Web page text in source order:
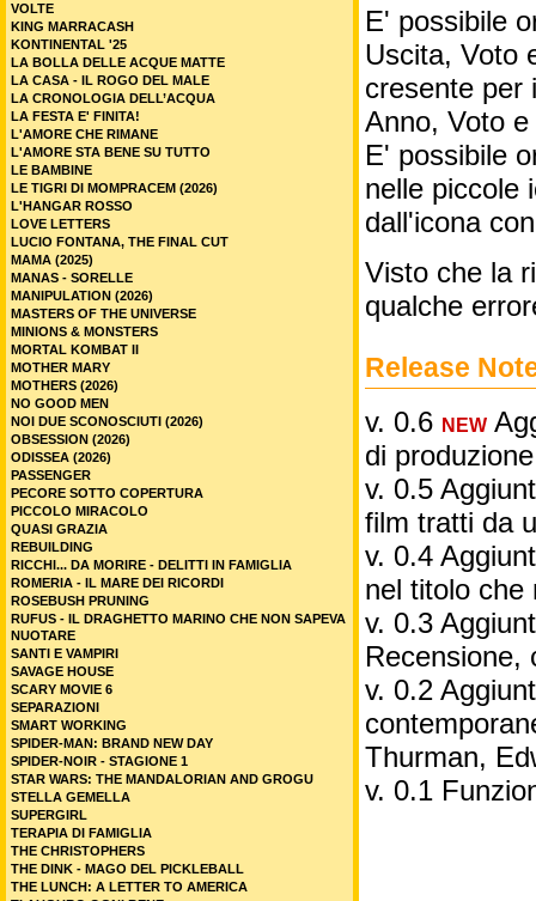
E' possibile
Uscita, Voto
cresente per
Anno, Voto
E' possibile
nelle piccole
dall'icona
Visto che la
qualche
Release
v. 0.6 NEW
di
v. 0.5
film tratti da
v. 0.4
nel titolo che
v. 0.3
Recensione,
v. 0.2
Thurman,
v. 0.1
VOLTE
KING MARRACASH
KONTINENTAL '25
LA BOLLA DELLE ACQUE MATTE
LA CASA - IL ROGO DEL MALE
LA CRONOLOGIA DELL’ACQUA
LA FESTA E' FINITA!
L'AMORE CHE RIMANE
L'AMORE STA BENE SU TUTTO
LE BAMBINE
LE TIGRI DI MOMPRACEM (2026)
L'HANGAR ROSSO
LOVE LETTERS
LUCIO FONTANA, THE FINAL CUT
MAMA (2025)
MANAS - SORELLE
MANIPULATION (2026)
MASTERS OF THE UNIVERSE
MINIONS & MONSTERS
MORTAL KOMBAT II
MOTHER MARY
MOTHERS (2026)
NO GOOD MEN
NOI DUE SCONOSCIUTI (2026)
OBSESSION (2026)
ODISSEA (2026)
PASSENGER
PECORE SOTTO COPERTURA
PICCOLO MIRACOLO
QUASI GRAZIA
REBUILDING
RICCHI... DA MORIRE - DELITTI IN FAMIGLIA
ROMERIA - IL MARE DEI RICORDI
ROSEBUSH PRUNING
RUFUS - IL DRAGHETTO MARINO CHE NON SAPEVA
NUOTARE
SANTI E VAMPIRI
SAVAGE HOUSE
SCARY MOVIE 6
SEPARAZIONI
SMART WORKING
SPIDER-MAN: BRAND NEW DAY
SPIDER-NOIR - STAGIONE 1
STAR WARS: THE MANDALORIAN AND GROGU
STELLA GEMELLA
SUPERGIRL
TERAPIA DI FAMIGLIA
THE CHRISTOPHERS
THE DINK - MAGO DEL PICKLEBALL
THE LUNCH: A LETTER TO AMERICA